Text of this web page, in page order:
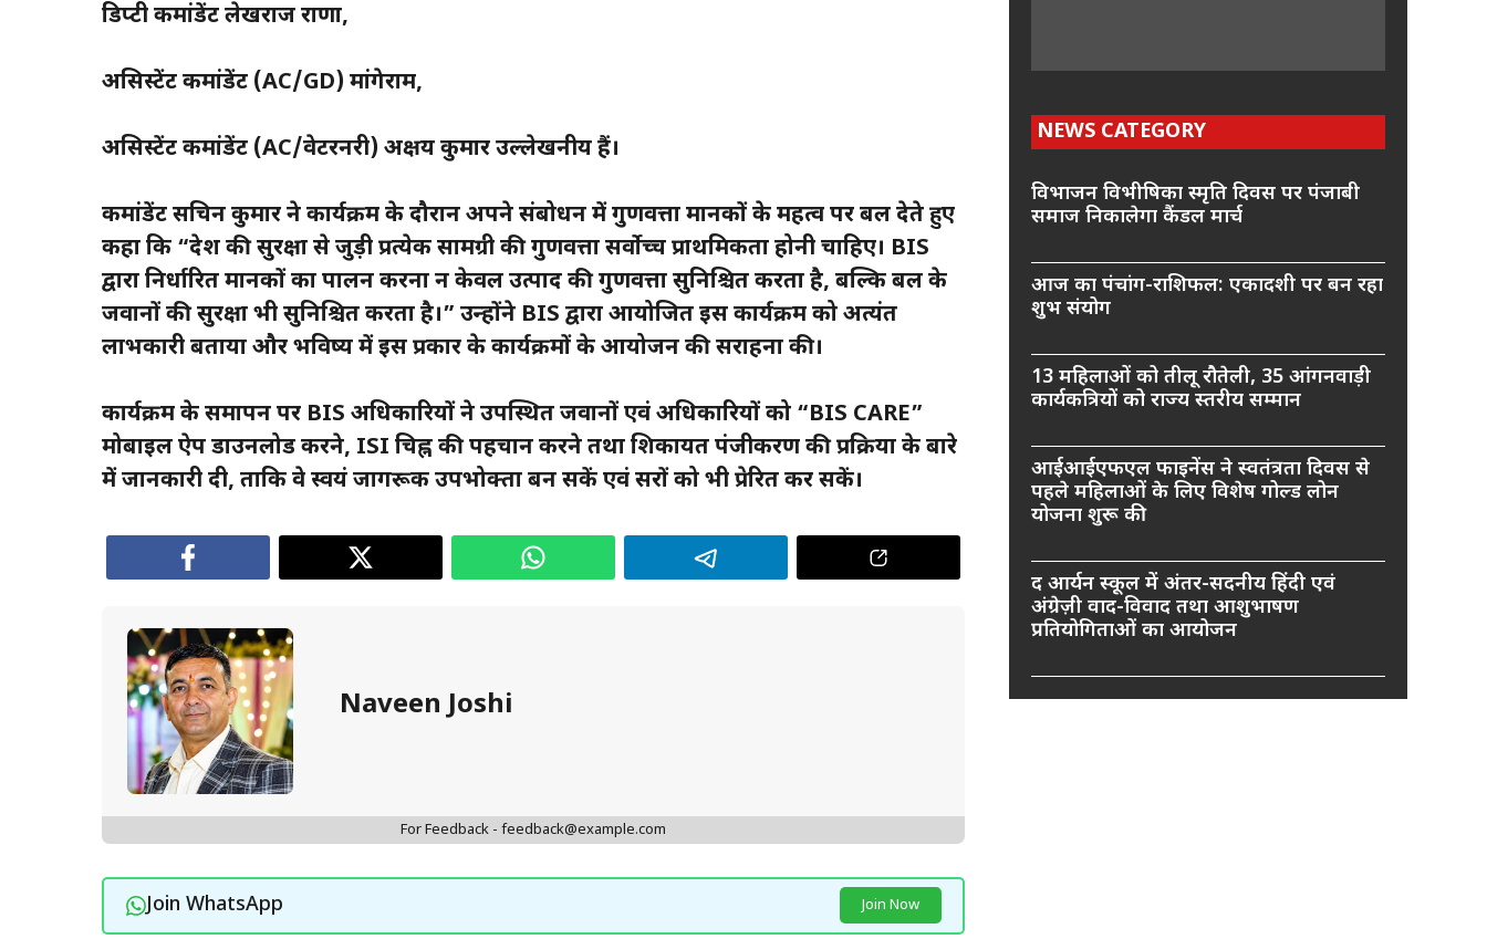
डिप्टी कमांडेंट लेखराज राणा,
असिस्टेंट कमांडेंट (AC/GD) मांगेराम,
असिस्टेंट कमांडेंट (AC/वेटरनरी) अक्षय कुमार उल्लेखनीय हैं।
कमांडेंट सचिन कुमार ने कार्यक्रम के दौरान अपने संबोधन में गुणवत्ता मानकों के महत्व पर बल देते हुए
कहा कि “देश की सुरक्षा से जुड़ी प्रत्येक सामग्री की गुणवत्ता सर्वोच्च प्राथमिकता होनी चाहिए। BIS
द्वारा निर्धारित मानकों का पालन करना न केवल उत्पाद की गुणवत्ता सुनिश्चित करता है, बल्कि बल के
जवानों की सुरक्षा भी सुनिश्चित करता है।” उन्होंने BIS द्वारा आयोजित इस कार्यक्रम को अत्यंत
लाभकारी बताया और भविष्य में इस प्रकार के कार्यक्रमों के आयोजन की सराहना की।
कार्यक्रम के समापन पर BIS अधिकारियों ने उपस्थित जवानों एवं अधिकारियों को “BIS CARE”
मोबाइल ऐप डाउनलोड करने, ISI चिह्न की पहचान करने तथा शिकायत पंजीकरण की प्रक्रिया के बारे
में जानकारी दी, ताकि वे स्वयं जागरूक उपभोक्ता बन सकें एवं दूसरों को भी प्रेरित कर सकें।
Naveen Joshi
For Feedback - feedback@example.com
Join WhatsApp Join Now
NEWS CATEGORY
विभाजन विभीषिका स्मृति दिवस पर पंजाबी
समाज निकालेगा कैंडल मार्च
आज का पंचांग-राशिफल: एकादशी पर बन रहा
शुभ संयोग
13 महिलाओं को तीलू रौतेली, 35 आंगनवाड़ी
कार्यकत्रियों को राज्य स्तरीय सम्मान
आईआईएफएल फाइनेंस ने स्वतंत्रता दिवस से
पहले महिलाओं के लिए विशेष गोल्ड लोन
योजना शुरू की
द आर्यन स्कूल में अंतर-सदनीय हिंदी एवं
अंग्रेज़ी वाद-विवाद तथा आशुभाषण
प्रतियोगिताओं का आयोजन